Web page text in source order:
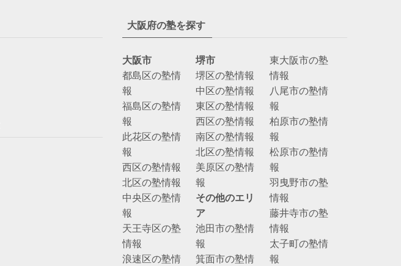
大阪府の塾を探す
大阪市
都島区の塾情
報
福島区の塾情
報
此花区の塾情
報
西区の塾情報
北区の塾情報
中央区の塾情
報
天王寺区の塾
情報
浪速区の塾情
堺市
堺区の塾情報
中区の塾情報
東区の塾情報
西区の塾情報
南区の塾情報
北区の塾情報
美原区の塾情
報
その他のエリ
ア
池田市の塾情
報
箕面市の塾情
東大阪市の塾
情報
八尾市の塾情
報
柏原市の塾情
報
松原市の塾情
報
羽曳野市の塾
情報
藤井寺市の塾
情報
太子町の塾情
報